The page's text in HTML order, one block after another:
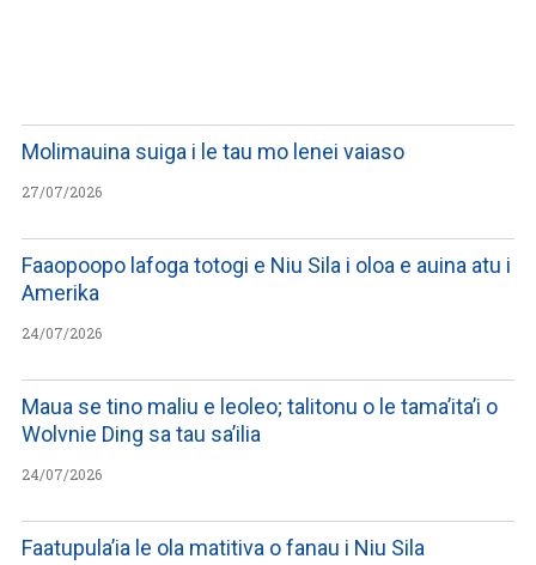
Molimauina suiga i le tau mo lenei vaiaso
27/07/2026
Faaopoopo lafoga totogi e Niu Sila i oloa e auina atu i
Amerika
24/07/2026
Maua se tino maliu e leoleo; talitonu o le tama’ita’i o
Wolvnie Ding sa tau sa’ilia
24/07/2026
Faatupula’ia le ola matitiva o fanau i Niu Sila